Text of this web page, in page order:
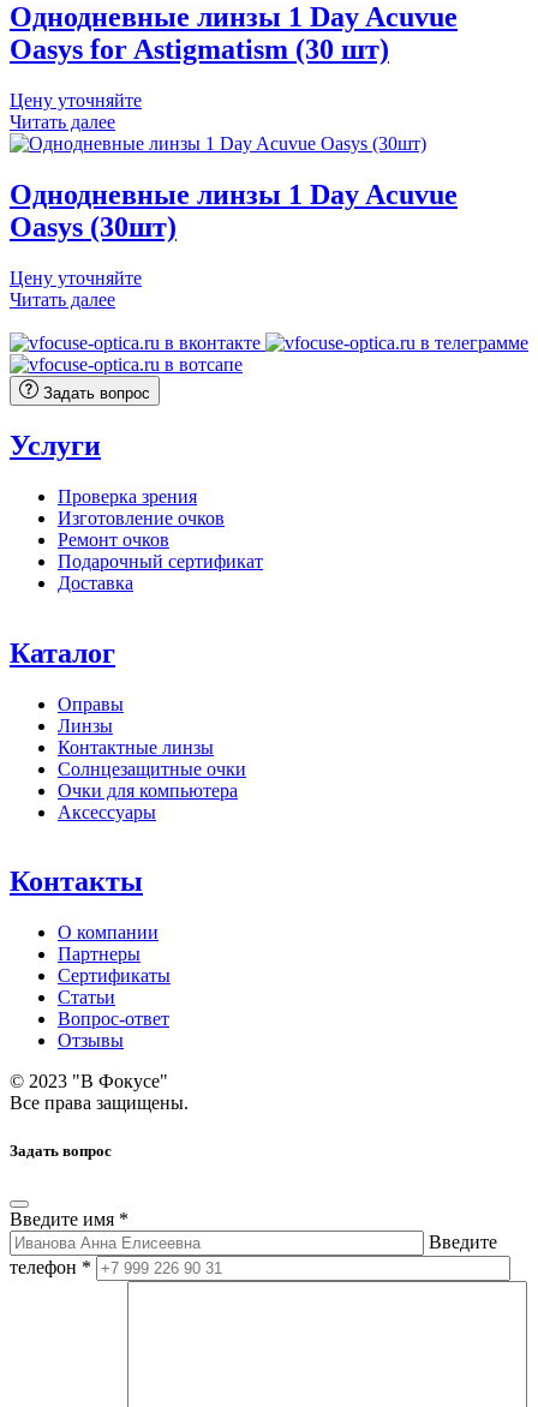
Однодневные линзы 1 Day Acuvue
Oasys for Astigmatism (30 шт)
Цену уточняйте
Читать далее
Однодневные линзы 1 Day Acuvue
Oasys (30шт)
Цену уточняйте
Читать далее
Задать вопрос
Услуги
Проверка зрения
Изготовление очков
Ремонт очков
Подарочный сертификат
Доставка
Каталог
Оправы
Линзы
Контактные линзы
Солнцезащитные очки
Очки для компьютера
Аксессуары
Контакты
О компании
Партнеры
Сертификаты
Статьи
Вопрос-ответ
Отзывы
© 2023 "В Фокусе"
Все права защищены.
Задать вопрос
Введите имя *
Введите
телефон *